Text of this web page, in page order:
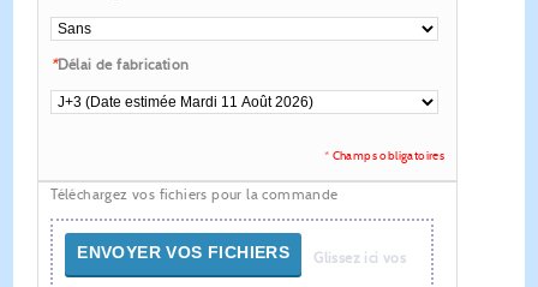
*Délai de fabrication
* Champs obligatoires
Téléchargez vos fichiers pour la commande
ENVOYER VOS FICHIERS Glissez ici vos